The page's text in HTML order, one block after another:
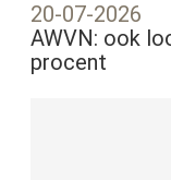
20-07-2026
AWVN: ook
procent